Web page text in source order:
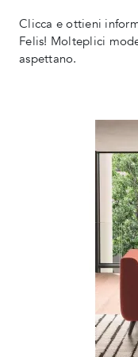
Clicca e ottieni
Felis! Molteplici
aspettano.